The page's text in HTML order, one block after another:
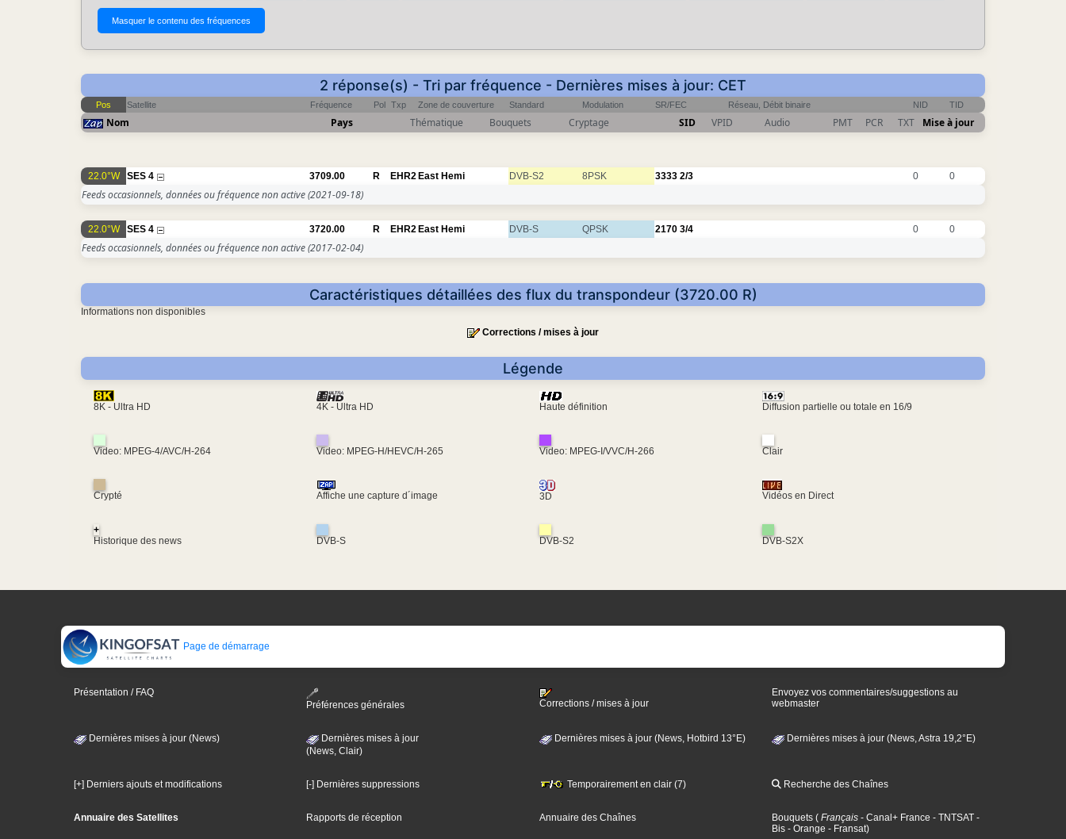
2 réponse(s) - Tri par fréquence - Dernières mises à jour: CET
Pos Satellite Fréquence Pol Txp Zone de couverture Standard Modulation SR/FEC Réseau, Débit binaire NID TID
Nom Pays Thématique Bouquets Cryptage SID VPID Audio PMT PCR TXT Mise à jour
22.0°W SES 4 3709.00 R EHR2 East Hemi DVB-S2 8PSK 3333 2/3 0 0
Feeds occasionnels, données ou fréquence non active(2021-09-18)
22.0°W SES 4 3720.00 R EHR2 East Hemi DVB-S QPSK 2170 3/4 0 0
Feeds occasionnels, données ou fréquence non active(2017-02-04)
Caractéristiques détaillées des flux du transpondeur (3720.00 R)
Informations non disponibles
Corrections / mises à jour
Légende
8K - Ultra HD 4K - Ultra HD Haute définition Diffusion partielle ou totale en 16/9
Video: MPEG-4/AVC/H-264 Video: MPEG-H/HEVC/H-265 Video: MPEG-I/VVC/H-266 Clair
Crypté Affiche une capture d´image 3D Vidéos en Direct
+
Historique des news
DVB-S DVB-S2 DVB-S2X
Page de démarrage
Présentation / FAQ
Préférences générales
Corrections / mises à jour
Envoyez vos commentaires/suggestions au
webmaster
Dernières mises à jour (News)
Dernières mises à jour
(News, Clair)
Dernières mises à jour (News, Hotbird 13°E) Dernières mises à jour (News, Astra 19,2°E)
[+] Derniers ajouts et modifications [-] Dernières suppressions Temporairement en clair (7) Recherche des Chaînes
Annuaire des Satellites Rapports de réception Annuaire des Chaînes Bouquets ( Français - Canal+ France - TNTSAT -
Bis - Orange - Fransat)